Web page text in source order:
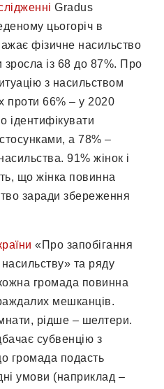
Gradus
цьогоріч в
фізичне насильство
із 68 до 87%. Про
з насильством
проти 66% – у 2020
ідентифікувати
а 78% –
91% жінок і
що жінка повинна
заради збереження
«Про запобігання
та ряду
громада повинна
мешканців.
рідше – шелтери.
субвенцію з
громада подасть
умови (наприклад –